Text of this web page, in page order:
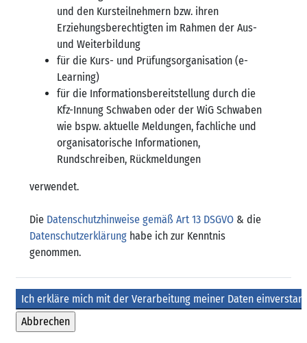
und den Kursteilnehmern bzw. ihren
Erziehungsberechtigten im Rahmen der Aus-
und Weiterbildung
für die Kurs- und Prüfungsorganisation (e-
Learning)
für die Informationsbereitstellung durch die
Kfz-Innung Schwaben oder der WiG Schwaben
wie bspw. aktuelle Meldungen, fachliche und
organisatorische Informationen,
Rundschreiben, Rückmeldungen
verwendet.
Die Datenschutzhinweise gemäß Art 13 DSGVO & die
Datenschutzerklärung habe ich zur Kenntnis
genommen.
Formularaktionen